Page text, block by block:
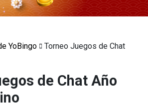
YoBingo
Torneo Juegos de Chat
de Chat Año